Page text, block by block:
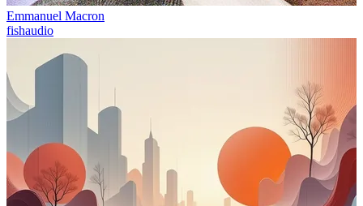
Emmanuel Macron
fishaudio